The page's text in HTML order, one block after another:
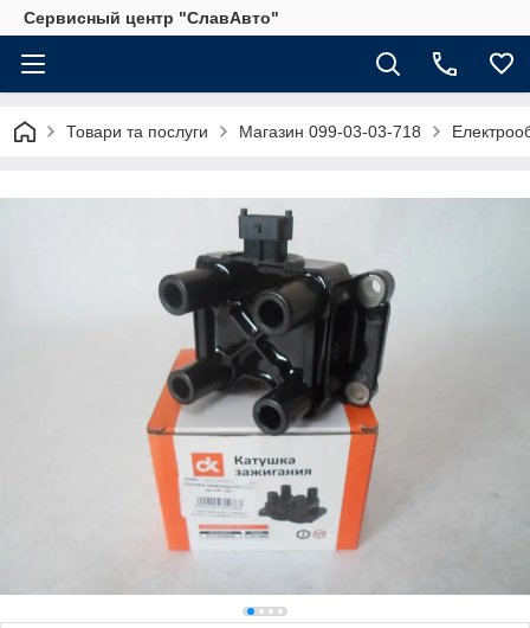
Сервисный центр "СлавАвто"
Товари та послуги Магазин 099-03-03-718